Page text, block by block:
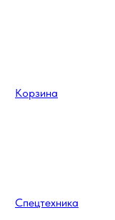
Корзина
Спецтехника